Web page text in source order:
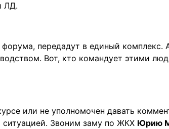
ЛД.
передадут в единый комплекс.
Вот, кто командует этими
или не уполномочен давать
Звоним заму по ЖКХ Юрию